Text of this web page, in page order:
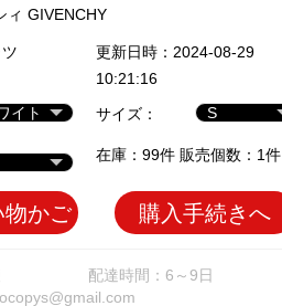
ィ GIVENCHY
更新日時：2024-08-29
10:21:16
サイズ：
在庫：99件 販売個数：1件
物かご 購入手続きへ
配達時間：6～9日